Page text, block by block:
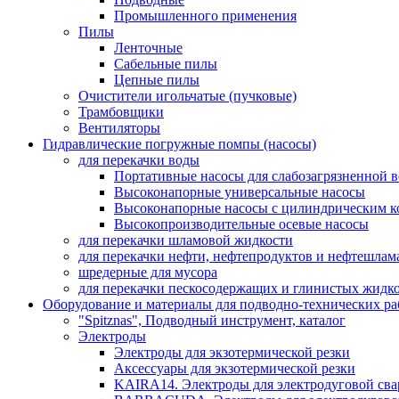
Промышленного применения
Пилы
Ленточные
Сабельные пилы
Цепные пилы
Очистители игольчатые (пучковые)
Трамбовщики
Вентиляторы
Гидравлические погружные помпы (насосы)
для перекачки воды
Портативные насосы для слабозагрязненной
Высоконапорные универсальные насосы
Высоконапорные насосы с цилиндрическим
Высокопроизводительные осевые насосы
для перекачки шламовой жидкости
для перекачки нефти, нефтепродуктов и
шредерные для мусора
для перекачки пескосодержащих и глинистых
Оборудование и материалы для подводно-технических
"Spitznas", Подводный инструмент, каталог
Электроды
Электроды для экзотермической резки
Аксессуары для экзотермической резки
KAIRA14. Электроды для электродуговой